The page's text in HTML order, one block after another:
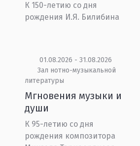
К 150-летию со дня
рождения И.Я. Билибина
01.08.2026 - 31.08.2026
Зал нотно-музыкальной
литературы
Мгновения музыки и
души
К 95-летию со дня
рождения композитора